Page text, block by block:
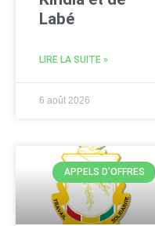
Labé
LIRE LA SUITE »
6 août 2026
APPELS D'OFFRES